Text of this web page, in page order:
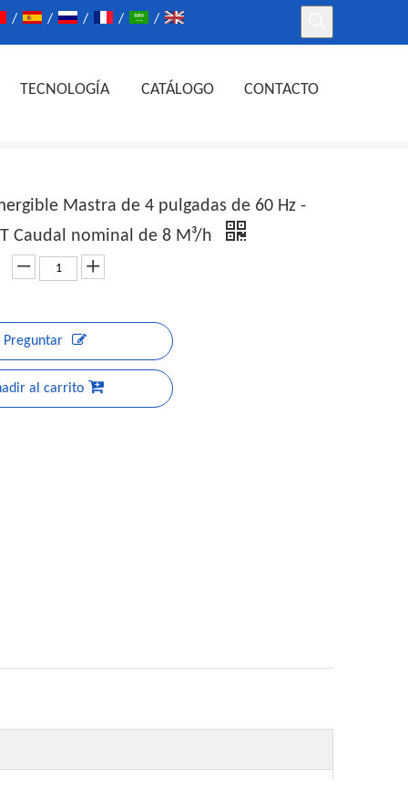
/ / / / /
TECNOLOGÍA CATÁLOGO CONTACTO
Mastra de 4 pulgadas de 60 Hz -
Caudal nominal de 8 M³/h
Preguntar
al carrito